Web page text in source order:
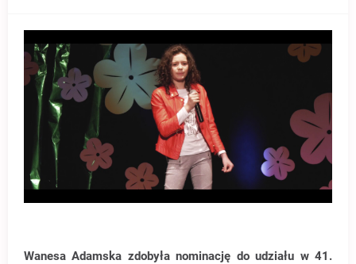
Wanesa Adamska zdobyła nominację do udziału w 41.